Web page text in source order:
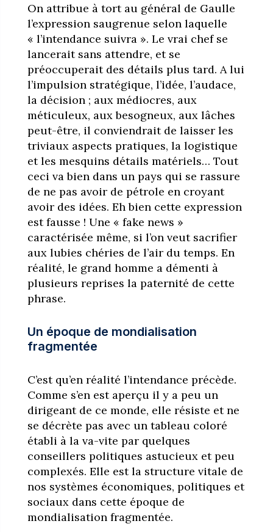
On attribue à tort au général de Gaulle
l’expression saugrenue selon laquelle
« l’intendance suivra ». Le vrai chef se
lancerait sans attendre, et se
préoccuperait des détails plus tard. A lui
l’impulsion stratégique, l’idée, l’audace,
la décision ; aux médiocres, aux
méticuleux, aux besogneux, aux lâches
peut-être, il conviendrait de laisser les
triviaux aspects pratiques, la logistique
et les mesquins détails matériels… Tout
ceci va bien dans un pays qui se rassure
de ne pas avoir de pétrole en croyant
avoir des idées. Eh bien cette expression
est fausse ! Une « fake news »
caractérisée même, si l’on veut sacrifier
aux lubies chéries de l’air du temps. En
réalité, le grand homme a démenti à
plusieurs reprises la paternité de cette
phrase.
Un époque de mondialisation
fragmentée
C’est qu’en réalité l’intendance précède.
Comme s’en est aperçu il y a peu un
dirigeant de ce monde, elle résiste et ne
se décrète pas avec un tableau coloré
établi à la va-vite par quelques
conseillers politiques astucieux et peu
complexés. Elle est la structure vitale de
nos systèmes économiques, politiques et
sociaux dans cette époque de
mondialisation fragmentée.